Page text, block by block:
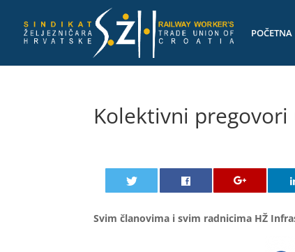
POČETNA
Kolektivni
Svim članovima i svim radnicima HŽ